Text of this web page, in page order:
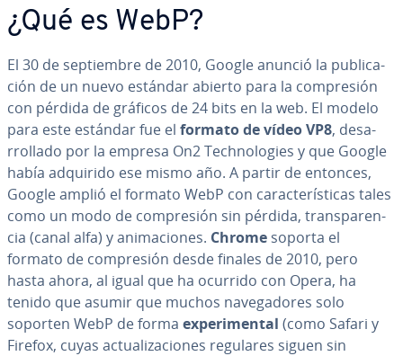
¿Qué es WebP?
El 30 de se­p­tie­m­bre de 2010, Google anunció la pu­bli­ca­
ción de un nuevo estándar abierto para la co­m­pre­sión
con pérdida de gráficos de 24 bits en la web. El modelo
para este estándar fue el formato de vídeo VP8, de­sa­
rro­lla­do por la empresa On2 Te­ch­no­lo­gies y que Google
había adquirido ese mismo año. A partir de entonces,
Google amplió el formato WebP con ca­ra­c­te­rí­s­ti­cas tales
como un modo de co­m­pre­sión sin pérdida, tra­n­s­pa­re­n­
cia (canal alfa) y ani­ma­cio­nes. Chrome soporta el
formato de co­m­pre­sión desde finales de 2010, pero
hasta ahora, al igual que ha ocurrido con Opera, ha
tenido que asumir que muchos na­ve­ga­do­res solo
soporten WebP de forma ex­pe­ri­me­n­tal (como Safari y
Firefox, cuyas ac­tua­li­za­cio­nes regulares siguen sin